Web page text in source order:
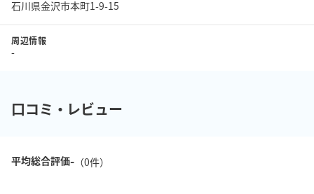
石川県金沢市本町1-9-15
周辺情報
-
口コミ・レビュー
平均総合評価-（0件）